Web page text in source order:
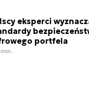
eksperci
portfela